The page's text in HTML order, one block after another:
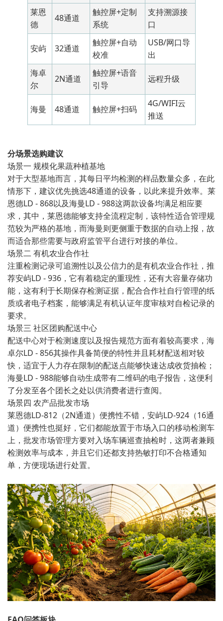
莱恩
德
48通道
触控屏+定制
系统
支持溯源接
口
安屿 32通道
触控屏+自动
校准
USB/网口导
出
海卓
尔
2N通道
触控屏+语音
引导
远程升级
海曼 48通道 触控屏+扫码
4G/WIFI云
推送
分场景选购建议
场景一 规模化果蔬种植基地
对于大型基地而言，其每日平均检测的样品数量众多，在此
情形下，建议优先挑选48通道的设备，以此来提升效率。莱
恩德LD - 868以及海曼LD - 988这两款设备均满足相应要
求，其中，莱恩德能够支持全流程定制，该特性适合管理规
范较为严格的基地，而海曼则更侧重于数据的自动上报，故
而适合那些需要与政府监管平台进行对接的单位。
场景二 有机农业合作社
注重检测记录可追溯性以及公信力的是有机农业合作社，推
荐安屿LD - 936，它有着稳定的重现性，还有大容量存储功
能，这有利于长期保存检测证据，配合合作社自行管理的纸
质或者电子档案，能够满足有机认证年度审核对自检记录的
要求。
场景三 社区团购配送中心
配送中心对于检测速度以及报告规范方面有着较高要求，海
卓尔LD - 856其操作具备简便的特性并且耗材配送相对较
快，适宜于人力存在限制的配送点能够快速达成收货抽检；
海曼LD - 988能够自动生成带有二维码的电子报告，这便利
了分发至各个团长之处以供消费者进行查阅。
场景四 农产品批发市场
莱恩德LD-812（2N通道）便携性不错，安屿LD-924（16通
道）便携性也挺好，它们都能放置于市场入口的移动检测车
上，批发市场管理方要对入场车辆巡查抽检时，这两者兼顾
检测效率与成本，并且它们还都支持热敏打印不合格通知
单，方便现场进行处置。